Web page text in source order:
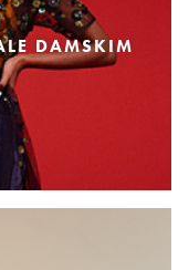
DAMSKIM